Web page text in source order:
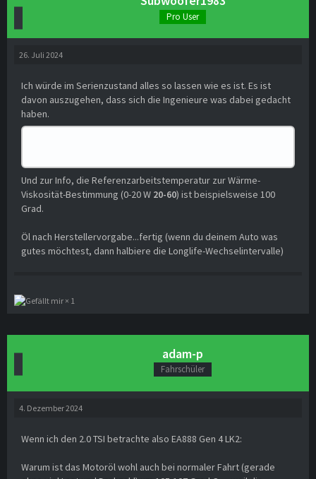
Pro User
26. Juli 2024
Ich würde im Serienzustand alles so lassen wie es ist. Es ist
davon auszugehen, dass sich die Ingenieure was dabei gedacht
haben.
Und zur Info, die Referenzarbeitstemperatur zur Wärme-
Viskosität-Bestimmung (0-20 W 20-60) ist beispielsweise 100
Grad.
Öl nach Herstellervorgabe...fertig (wenn du deinem Auto was
gutes möchtest, dann halbiere die Longlife-Wechselintervalle)
1
adam-p
Fahrschüler
4. Dezember 2024
Wenn ich den 2.0 TSI betrachte also EA888 Gen 4 LK2:
Warum ist das Motoröl wohl auch bei normaler Fahrt (gerade